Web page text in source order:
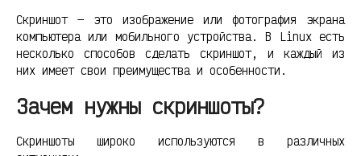
Скриншот — это изображение или фотография экрана
компьютера или мобильного устройства. В Linux есть
несколько способов сделать скриншот, и каждый из
них имеет свои преимущества и особенности.
Зачем нужны скриншоты?
Скриншоты широко используются в различных